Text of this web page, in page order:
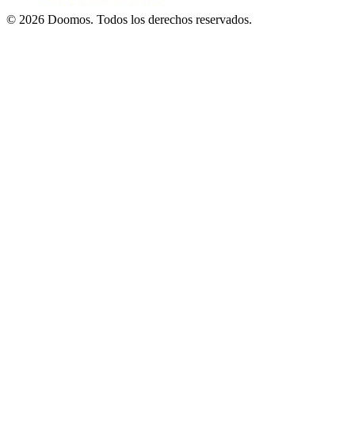
© 2026 Doomos. Todos los derechos reservados.